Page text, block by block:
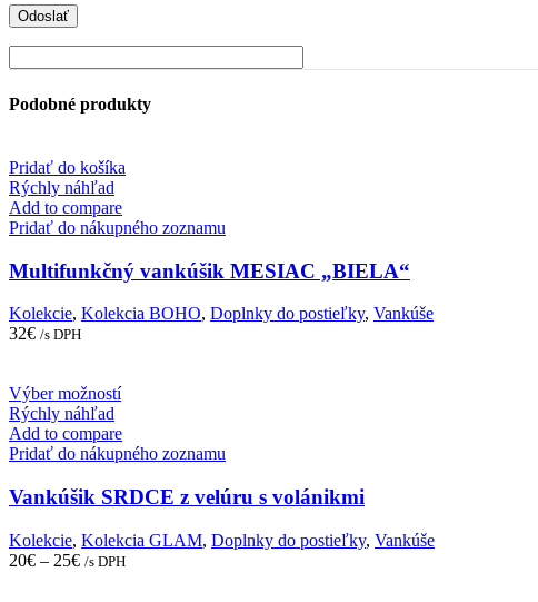
Podobné produkty
Pridať do košíka
Rýchly náhľad
Add to compare
Pridať do nákupného zoznamu
Multifunkčný vankúšik MESIAC „BIELA“
Kolekcie, Kolekcia BOHO, Doplnky do postieľky, Vankúše
32€ /s DPH
Výber možnostíThis
has
multiple
The
options
may
be
chosen
Rýchly náhľad
Add to compare
Pridať do nákupného zoznamu
Vankúšik SRDCE z velúru s volánikmi
Kolekcie, Kolekcia GLAM, Doplnky do postieľky, Vankúše
20€ – 25€ /s DPH